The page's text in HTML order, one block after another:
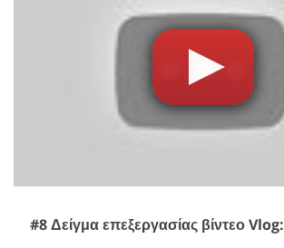
#8 Δείγμα επεξεργασίας βίντεο Vlog: